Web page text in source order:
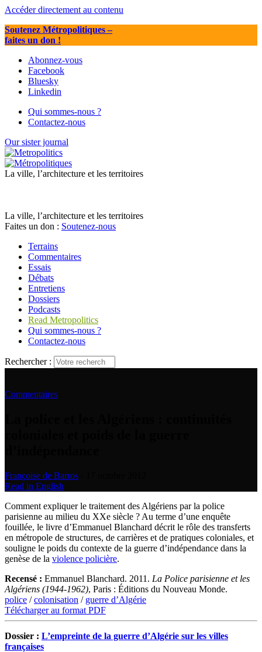
Accéder directement au contenu
Soutenez Métropolitiques–
faites un don !
Abonnez-vous
Facebook
Bluesky
Linkedin
Qui sommes-nous ?
Contactez-nous
Our sister journal
La ville, l’architecture et les territoires
La ville, l’architecture et les territoires
Faites un don : Soutenez-nous
Terrains
Commentaires
Essais
Débats
Entretiens
Dossiers
Podcasts
Read Metropolitics
Qui sommes-nous ?
Contactez-nous
Rechercher :
Commentaires
Françoise de Barros
Read in English
Comment expliquer le traitement des Algériens par la police
parisienne au milieu du XXe siècle ? Au terme d’une enquête
fouillée, le livre d’Emmanuel Blanchard décrit le rôle des transferts
en métropole de structures, de carrières et de pratiques coloniales, et
souligne le poids du contexte de la guerre d’indépendance dans la
genèse de la violence policière.
Recensé : Emmanuel Blanchard. 2011. La Police parisienne et les
Algériens (1944-1962), Paris : Éditions du Nouveau Monde.
police /colonisation / guerre d’Algérie
Télécharger au format PDF
Dossier : L’empreinte de la guerre d’Algérie sur les villes
françaises